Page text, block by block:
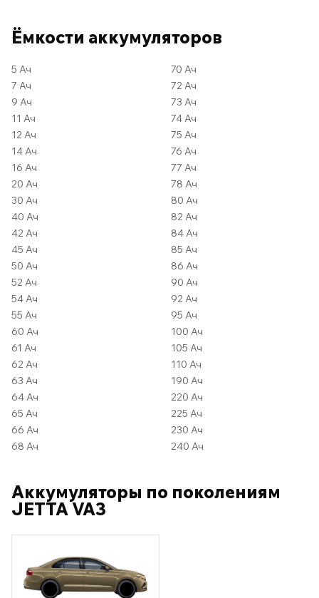
Ёмкости аккумуляторов
5 Ач
7 Ач
9 Ач
11 Ач
12 Ач
14 Ач
16 Ач
20 Ач
30 Ач
40 Ач
42 Ач
45 Ач
50 Ач
52 Ач
54 Ач
55 Ач
60 Ач
61 Ач
62 Ач
63 Ач
64 Ач
65 Ач
66 Ач
68 Ач
70 Ач
72 Ач
73 Ач
74 Ач
75 Ач
76 Ач
77 Ач
78 Ач
80 Ач
82 Ач
84 Ач
85 Ач
86 Ач
90 Ач
92 Ач
95 Ач
100 Ач
105 Ач
110 Ач
190 Ач
220 Ач
225 Ач
230 Ач
240 Ач
Аккумуляторы по поколениям
JETTA VA3